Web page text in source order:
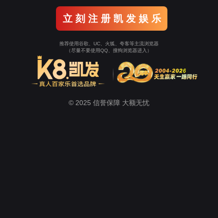
立 刻 注 册 凯 发 娱 乐
推荐使用谷歌、UC、火狐、夸客等主流浏览器
（尽量不要使用QQ、搜狗浏览器进入）
© 2025 信誉保障 大额无忧